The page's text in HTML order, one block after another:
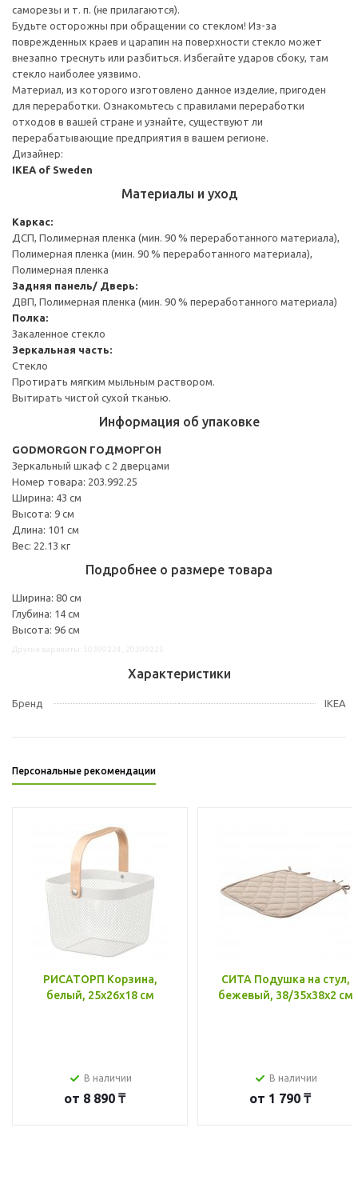
саморезы и т. п. (не прилагаются).
Будьте осторожны при обращении со стеклом! Из-за
поврежденных краев и царапин на поверхности стекло может
внезапно треснуть или разбиться. Избегайте ударов сбоку, там
стекло наиболее уязвимо.
Материал, из которого изготовлено данное изделие, пригоден
для переработки. Ознакомьтесь с правилами переработки
отходов в вашей стране и узнайте, существуют ли
перерабатывающие предприятия в вашем регионе.
Дизайнер:
IKEA of Sweden
Материалы и уход
Каркас:
ДСП, Полимерная пленка (мин. 90 % переработанного материала),
Полимерная пленка (мин. 90 % переработанного материала),
Полимерная пленка
Задняя панель/ Дверь:
ДВП, Полимерная пленка (мин. 90 % переработанного материала)
Полка:
Закаленное стекло
Зеркальная часть:
Стекло
Протирать мягким мыльным раствором.
Вытирать чистой сухой тканью.
Информация об упаковке
GODMORGON ГОДМОРГОН
Зеркальный шкаф с 2 дверцами
Номер товара: 203.992.25
Ширина: 43 см
Высота: 9 см
Длина: 101 см
Вес: 22.13 кг
Подробнее о размере товара
Ширина: 80 см
Глубина: 14 см
Высота: 96 см
Характеристики
Бренд IKEA
Персональные рекомендации
РИСАТОРП Корзина,
белый, 25x26x18 см
В наличии
от 8 890 ₸
СИТА Подушка на стул,
бежевый, 38/35x38x2 см
В наличии
от 1 790 ₸